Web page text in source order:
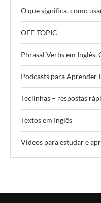
O que significa, como
OFF-TOPIC
Phrasal Verbs em
Podcasts para Aprender
Teclinhas – respostas
Textos em Inglês
Vídeos para estudar e